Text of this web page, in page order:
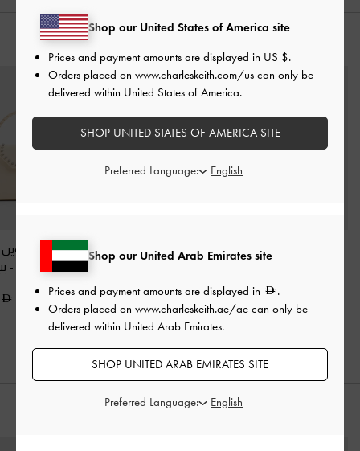
شنطة كتف كالا
450.00
حقيبة إيدا المنسوجة
575.00
شنطة يد أروين
-
525.00
Shop our United Arab Emirates site
Prices and payment amounts are displayed in
.
Orders placed on www.charleskeith.ae/ae can only be
delivered within United Arab Emirates.
SHOP UNITED ARAB EMIRATES SITE
Preferred Language:
Shop our United States of America site
Prices and payment amounts are displayed in US $.
Orders placed on www.charleskeith.com/us can only be
delivered within United States of America.
SHOP UNITED STATES OF AMERICA SITE
Preferred Language: